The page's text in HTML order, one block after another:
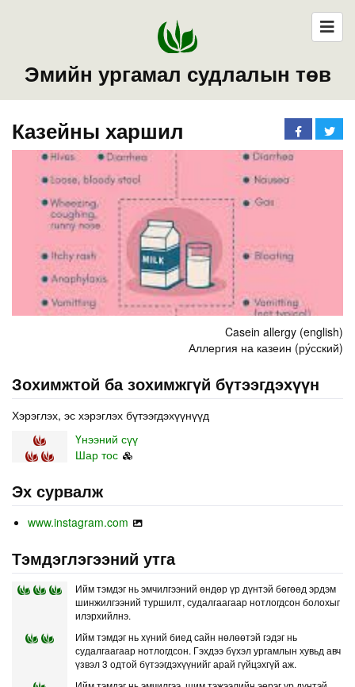
Эмийн ургамал судлалын төв
Казейны харшил
Casein allergy (english)
Аллергия на казеин (ру́сский)
Зохимжтой ба зохимжгүй бүтээгдэхүүн
Хэрэглэх, эс хэрэглэх бүтээгдэхүүнүүд
Үнээний сүү
Шар тос
Эх сурвалж
www.instagram.com
Тэмдэглэгээний утга
Ийм тэмдэг нь эмчилгээний өндөр үр дүнтэй бөгөөд эрдэм
шинжилгээний туршилт, судалгаагаар нотлогдсон болохыг
илэрхийлнэ.
Ийм тэмдэг нь хүний биед сайн нөлөөтэй гэдэг нь
судалгаагаар нотлогдсон. Гэхдээ бүхэл ургамлын хувьд авч
үзвэл 3 одтой бүтээгдэхүүнийг арай гүйцэхгүй аж.